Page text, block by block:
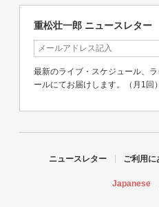
重松壮一郎 ニュースレター
最新のライブ・スケジュール、
ールにてお届けします。（月1回）
ニュースレター ご利用に
Japanese